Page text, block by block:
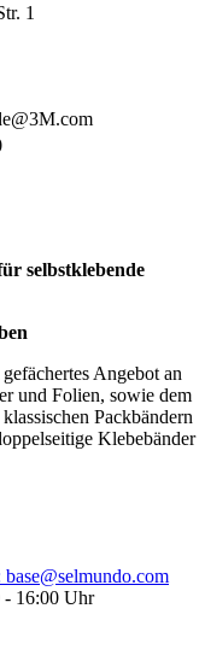
1
selbstklebende
Angebot an
und Folien, sowie dem
Packbändern
Klebebänder
base@selmundo.com
- 16:00 Uhr